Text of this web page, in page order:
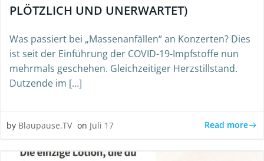
PLÖTZLICH UND UNERWARTET)
Was passiert bei „Massenanfällen“ an Konzerten? Dies
ist seit der Einführung der COVID-19-Impfstoffe nun
mehrmals geschehen. Gleichzeitiger Herzstillstand.
Dutzende im […]
by Blaupause.TV on Juli 17 Read more